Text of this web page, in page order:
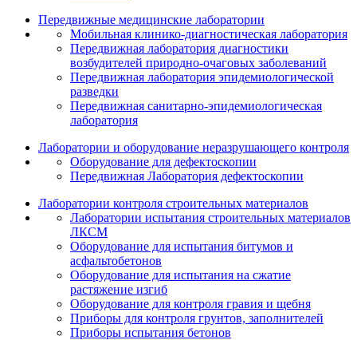
Передвижные медицинские лаборатории
Мобильная клинико-диагностическая лаборатория
Передвижная лаборатория диагностики
возбудителей природно-очаговых заболеваний
Передвижная лаборатория эпидемиологической
разведки
Передвижная санитарно-эпидемиологическая
лаборатория
Лаборатории и оборудование неразрушающего контроля
Оборудование для дефектоскопии
Передвижная Лаборатория дефектоскопии
Лаборатории контроля строительных материалов
Лаборатории испытания строительных материалов
ЛКСМ
Оборудование для испытания битумов и
асфальтобетонов
Оборудование для испытания на сжатие
растяжение изгиб
Оборудование для контроля гравия и щебня
Приборы для контроля грунтов, заполнителей
Приборы испытания бетонов